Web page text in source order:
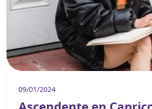
09/01/2024